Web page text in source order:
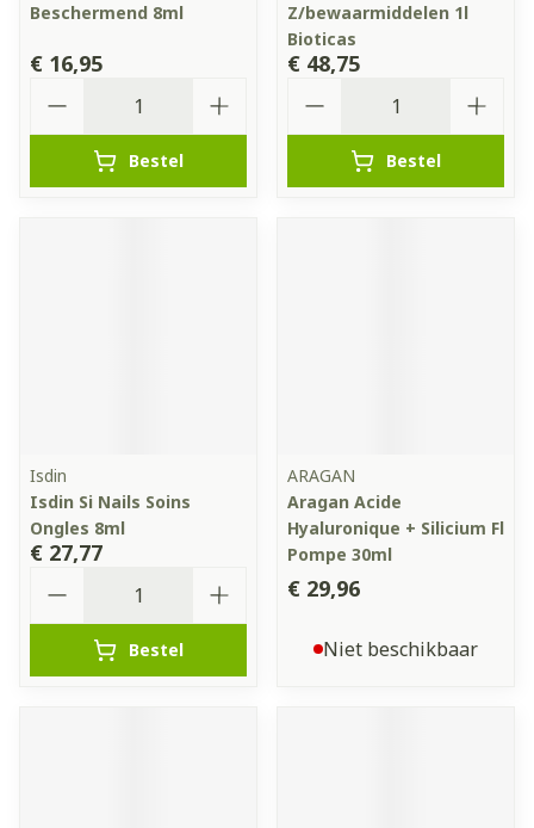
Beschermend 8ml
€ 16,95
Bestel
Z/bewaarmiddelen 1l
Bioticas
€ 48,75
Bestel
Isdin
Isdin Si Nails Soins
Ongles 8ml
€ 27,77
Bestel
ARAGAN
Aragan Acide
Hyaluronique + Silicium Fl
Pompe 30ml
€ 29,96
Niet beschikbaar